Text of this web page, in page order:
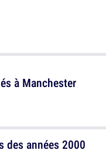
à Manchester
des années 2000